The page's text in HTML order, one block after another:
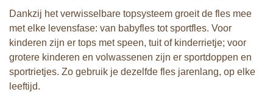
Dankzij het verwisselbare topsysteem groeit de fles mee
met elke levensfase: van babyfles tot sportfles. Voor
kinderen zijn er tops met speen, tuit of kinderrietje; voor
grotere kinderen en volwassenen zijn er sportdoppen en
sportrietjes. Zo gebruik je dezelfde fles jarenlang, op elke
leeftijd.